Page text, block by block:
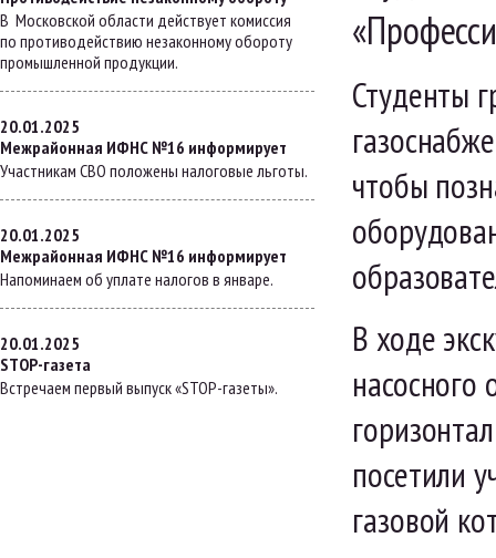
В Московской области действует комиссия
по противодействию незаконному обороту
промышленной продукции.
20.01.2025
Межрайонная ИФНС №16 информирует
Участникам СВО положены налоговые льготы.
20.01.2025
Межрайонная ИФНС №16 информирует
Напоминаем об уплате налогов в январе.
20.01.2025
STOP-газета
Встречаем первый выпуск «STOP-газеты».
Студенты
чтобы
В ходе
насосного
посетили
газовой